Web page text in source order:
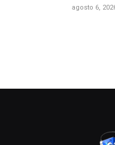
agosto 6,